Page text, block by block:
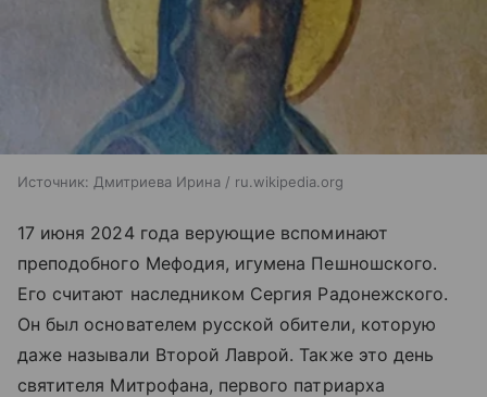
Источник: Дмитриева Ирина / ru.wikipedia.org
17 июня 2024 года верующие вспоминают
преподобного Мефодия, игумена Пешношского.
Его считают наследником Сергия Радонежского.
Он был основателем русской обители, которую
даже называли Второй Лаврой. Также это день
святителя Митрофана, первого патриарха